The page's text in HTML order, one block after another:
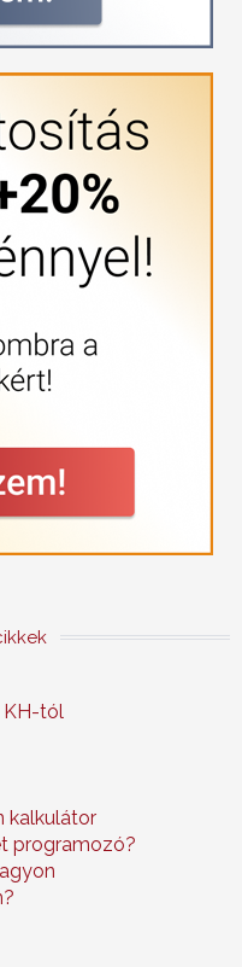
KH-tól
kalkulátor
programozó?